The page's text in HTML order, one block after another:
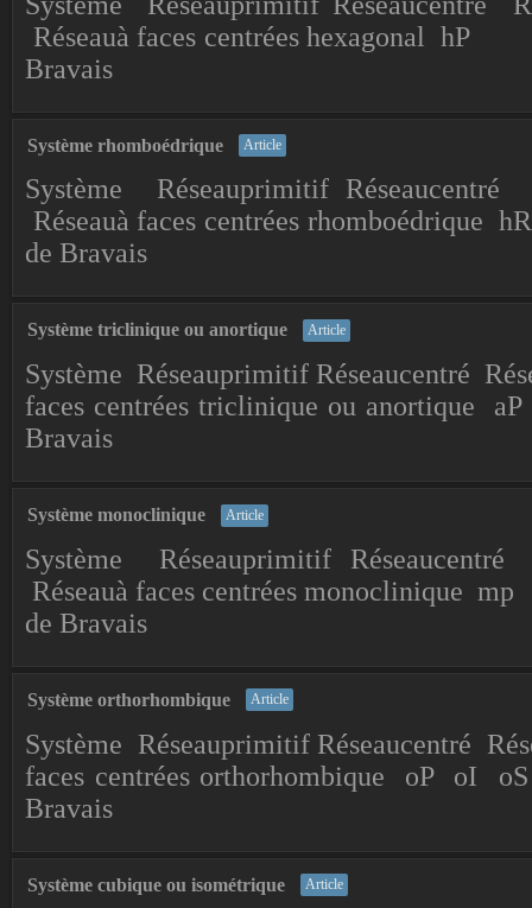
Réseauà faces centrées hexagonal hP
Bravais
Système rhomboédrique Article
Système Réseauprimitif Réseaucentré
Réseauà faces centrées
de Bravais
Système triclinique ou anortique Article
Système Réseauprimitif Réseaucentré
faces centrées triclinique ou
Bravais
Système monoclinique Article
Système Réseauprimitif Réseaucentré
Réseauà faces centrées monoclinique
de Bravais
Système orthorhombique Article
Système Réseauprimitif Réseaucentré
faces centrées orthorhombique oP oI
Bravais
Système cubique ou isométrique Article